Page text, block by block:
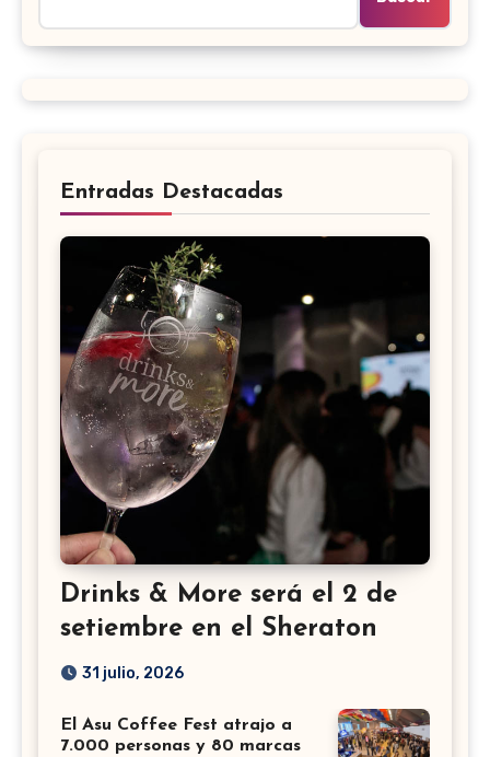
Entradas Destacadas
Drinks & More será el 2 de
setiembre en el Sheraton
31 julio, 2026
El Asu Coffee Fest atrajo a
7.000 personas y 80 marcas